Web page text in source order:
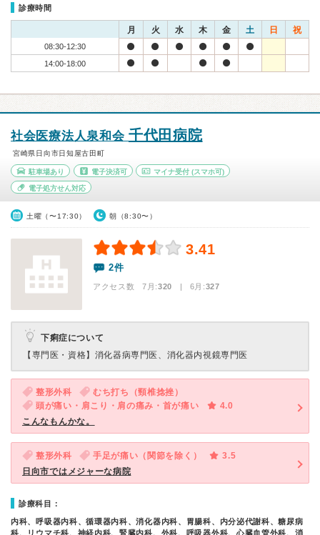
診療時間
月 火 水 木 金 土 日 祝
08:30-12:30
14:00-18:00
社会医療法人泉和会 千代田病院
宮崎県日向市日知屋古田町
駐車場あり 電子決済可 マイナ受付 (スマホ可)
電子処方せん対応
土曜（〜17:30） 朝（8:30〜）
3.41
2件
アクセス数 7月:320 | 6月:327
下痢症について
【専門医・資格】 消化器病専門医、消化器内視鏡専門医
整形外科
むち打ち（頸椎捻挫）
頭が痛い・肩こり・肩の痛み・首が痛い
4.0
こんなもんかな。
整形外科 手足が痛い（関節を除く）
3.5
日向市ではメジャーな病院
診療科目：
内科、呼吸器内科、循環器内科、消化器内科、胃腸科、内分泌代謝科、糖尿病
科、リウマチ科、神経内科、腎臓内科、外科、呼吸器外科、心臓血管外科、消